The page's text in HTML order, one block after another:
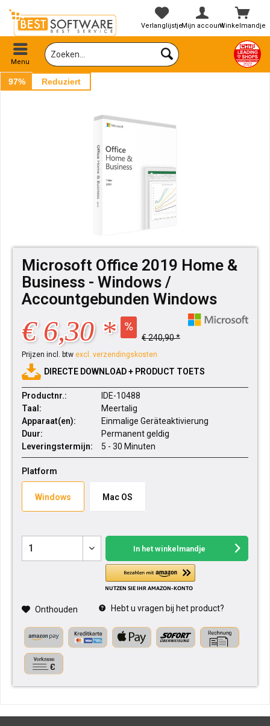
Winkelmandje
VerlanglijstjeMijn account
Menu
97% Reduziert
Microsoft Office 2019 Home &
Business - Windows /
Accountgebunden Windows
€ 6,30 * € 240,90 *
Prijzen incl. btw excl. verzendingskosten
DIRECTE DOWNLOAD + PRODUCT TOETS
Productnr.:
IDE-10488
Taal:
Meertalig
Apparaat(en):
Einmalige Geräteaktivierung
Duur:
Permanent geldig
Leveringstermijn:
5 - 30 Minuten
Platform
Windows Mac OS
In het winkelmandje
Onthouden Hebt u vragen bij het product?